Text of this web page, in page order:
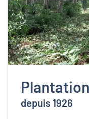
depuis 1926